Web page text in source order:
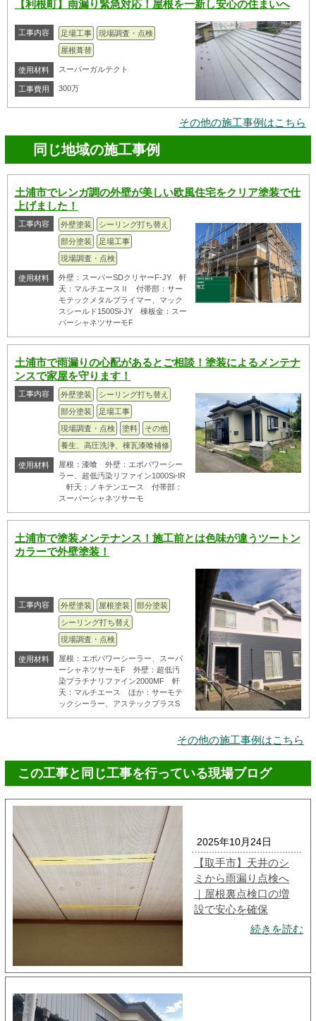
【利根町】雨漏り緊急対応！屋根を一新し安心の住まいへ
工事内容 足場工事
現場調査・点検
屋根葺替
使用材料 スーパーガルテクト
工事費用 300万
その他の施工事例はこちら
同じ地域の施工事例
土浦市でレンガ調の外壁が美しい欧風住宅をクリア塗装で仕
上げました！
工事内容 外壁塗装
シーリング打ち替え
部分塗装
足場工事
現場調査・点検
使用材料
外壁：スーパーSDクリヤーF-JY 軒
天：マルチエースⅡ 付帯部：サー
モテックメタルプライマー、マック
スシールド1500Si-JY 棟板金：スー
パーシャネツサーモF
土浦市で雨漏りの心配があるとご相談！塗装によるメンテナ
ンスで家屋を守ります！
工事内容 外壁塗装
シーリング打ち替え
部分塗装
足場工事
現場調査・点検
塗料
その他
養生、高圧洗浄、棟瓦漆喰補修
使用材料
屋根：漆喰 外壁：エポパワーシー
ラー、超低汚染リファイン1000Si-IR
軒天：ノキテンエース 付帯部：
スーパーシャネツサーモ
土浦市で塗装メンテナンス！施工前とは色味が違うツートン
カラーで外壁塗装！
工事内容 外壁塗装 屋根塗装
部分塗装
シーリング打ち替え
現場調査・点検
使用材料
屋根：エポパワーシーラー、スーパ
ーシャネツサーモF 外壁：超低汚
染プラチナリファイン2000MF 軒
天：マルチエース ほか：サーモテ
ックシーラー、アステックプラスS
その他の施工事例はこちら
この工事と同じ工事を行っている現場ブログ
2025年10月24日
【取手市】天井のシ
ミから雨漏り点検へ
｜屋根裏点検口の増
設で安心を確保
続きを読む